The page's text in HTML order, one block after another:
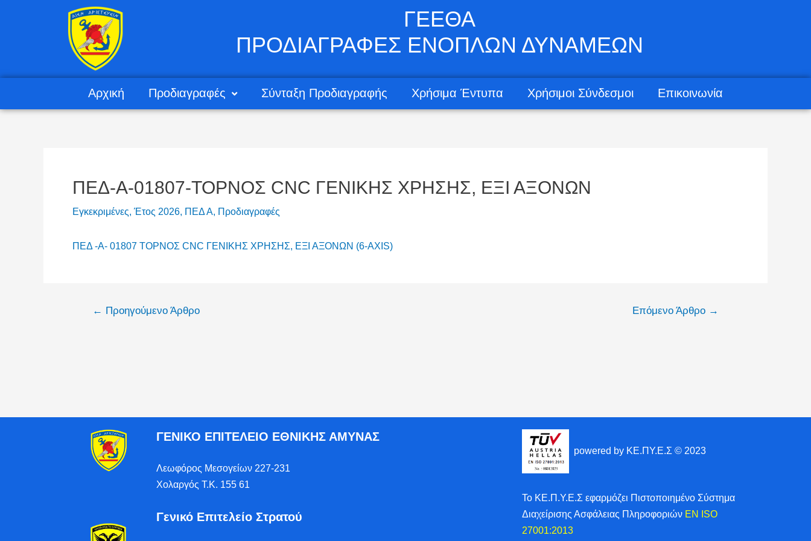
ΓΕΕΘΑ
ΠΡΟΔΙΑΓΡΑΦΕΣ ΕΝΟΠΛΩΝ ΔΥΝΑΜΕΩΝ
Αρχική Προδιαγραφές Σύνταξη Προδιαγραφής Χρήσιμα Έντυπα Χρήσιμοι Σύνδεσμοι Επικοινωνία
ΠΕΔ-Α-01807-ΤΟΡΝΟΣ CNC ΓΕΝΙΚΗΣ ΧΡΗΣΗΣ, ΕΞΙ ΑΞΟΝΩΝ
Εγκεκριμένες, Έτος 2026, ΠΕΔ Α, Προδιαγραφές
ΠΕΔ -Α- 01807 ΤΟΡΝΟΣ CNC ΓΕΝΙΚΗΣ ΧΡΗΣΗΣ, ΕΞΙ ΑΞΟΝΩΝ (6-AXIS)
← Προηγούμενο Άρθρο Επόμενο Άρθρο →
ΓΕΝΙΚΟ ΕΠΙΤΕΛΕΙΟ ΕΘΝΙΚΗΣ ΑΜΥΝΑΣ
Λεωφόρος Μεσογείων 227-231
Χολαργός Τ.Κ. 155 61
Γενικό Επιτελείο Στρατού
powered by ΚΕ.ΠΥ.Ε.Σ © 2023
Το ΚΕ.Π.Υ.Ε.Σ εφαρμόζει Πιστοποιημένο Σύστημα
Διαχείρισης Ασφάλειας Πληροφοριών EN ISO
27001:2013